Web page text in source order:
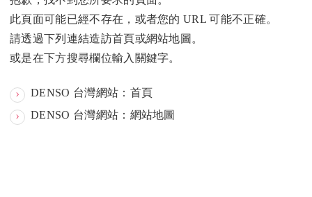
此頁面可能已經不存在，或者您的 URL 可能不正確。
請透過下列連結造訪首頁或網站地圖。
或是在下方搜尋欄位輸入關鍵字。
DENSO 台灣網站：首頁
DENSO 台灣網站：網站地圖